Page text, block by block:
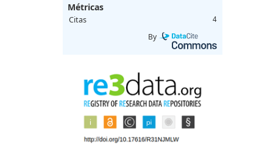
Métricas
Citas 4
By